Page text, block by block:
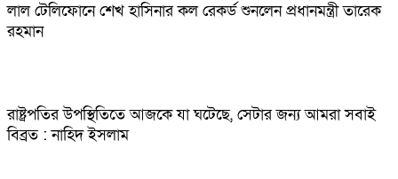
লাল টেলিফোনে শেখ হাসিনার কল রেকর্ড শুনলেন প্রধানমন্ত্রী তারেক
রহমান
রাষ্ট্রপতির উপস্থিতিতে আজকে যা ঘটেছে, সেটার জন্য আমরা সবাই
বিব্রত : নাহিদ ইসলাম